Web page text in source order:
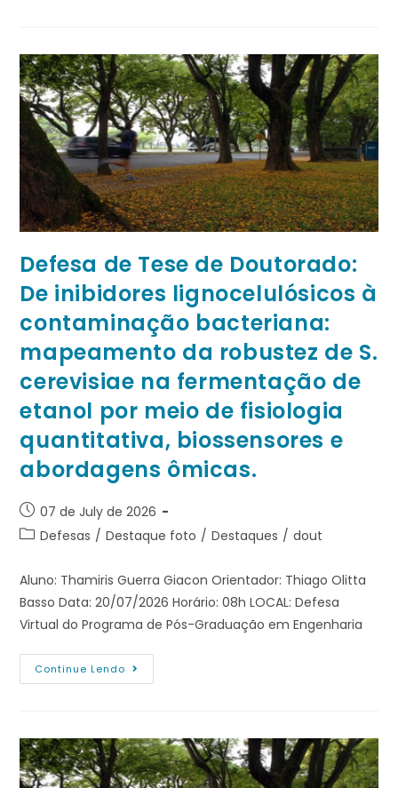
Defesa de Tese de Doutorado:
De inibidores lignocelulósicos à
contaminação bacteriana:
mapeamento da robustez de S.
cerevisiae na fermentação de
etanol por meio de fisiologia
quantitativa, biossensores e
abordagens ômicas.
07 de July de 2026
Defesas / Destaque foto / Destaques / dout
Aluno: Thamiris Guerra Giacon Orientador: Thiago Olitta
Basso Data: 20/07/2026 Horário: 08h LOCAL: Defesa
Virtual do Programa de Pós-Graduação em Engenharia
Continue Lendo